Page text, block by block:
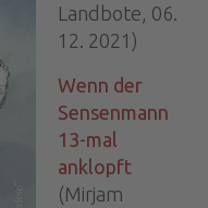
Landbote, 06.
12. 2021)
Wenn der
Sensenmann
13-mal
anklopft
(Mirjam